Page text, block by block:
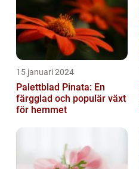
15 januari 2024
Palettblad Pinata: En
färgglad och populär växt
för hemmet